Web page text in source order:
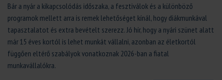
Bár a nyár a kikapcsolódás időszaka, a fesztiválok és a különböző
programok mellett arra is remek lehetőséget kínál, hogy diákmunkával
tapasztalatot és extra bevételt szerezz. Jó hír, hogy a nyári szünet alatt
már 15 éves kortól is lehet munkát vállalni, azonban az életkortól
függően eltérő szabályok vonatkoznak 2026-ban a fiatal
munkavállalókra.